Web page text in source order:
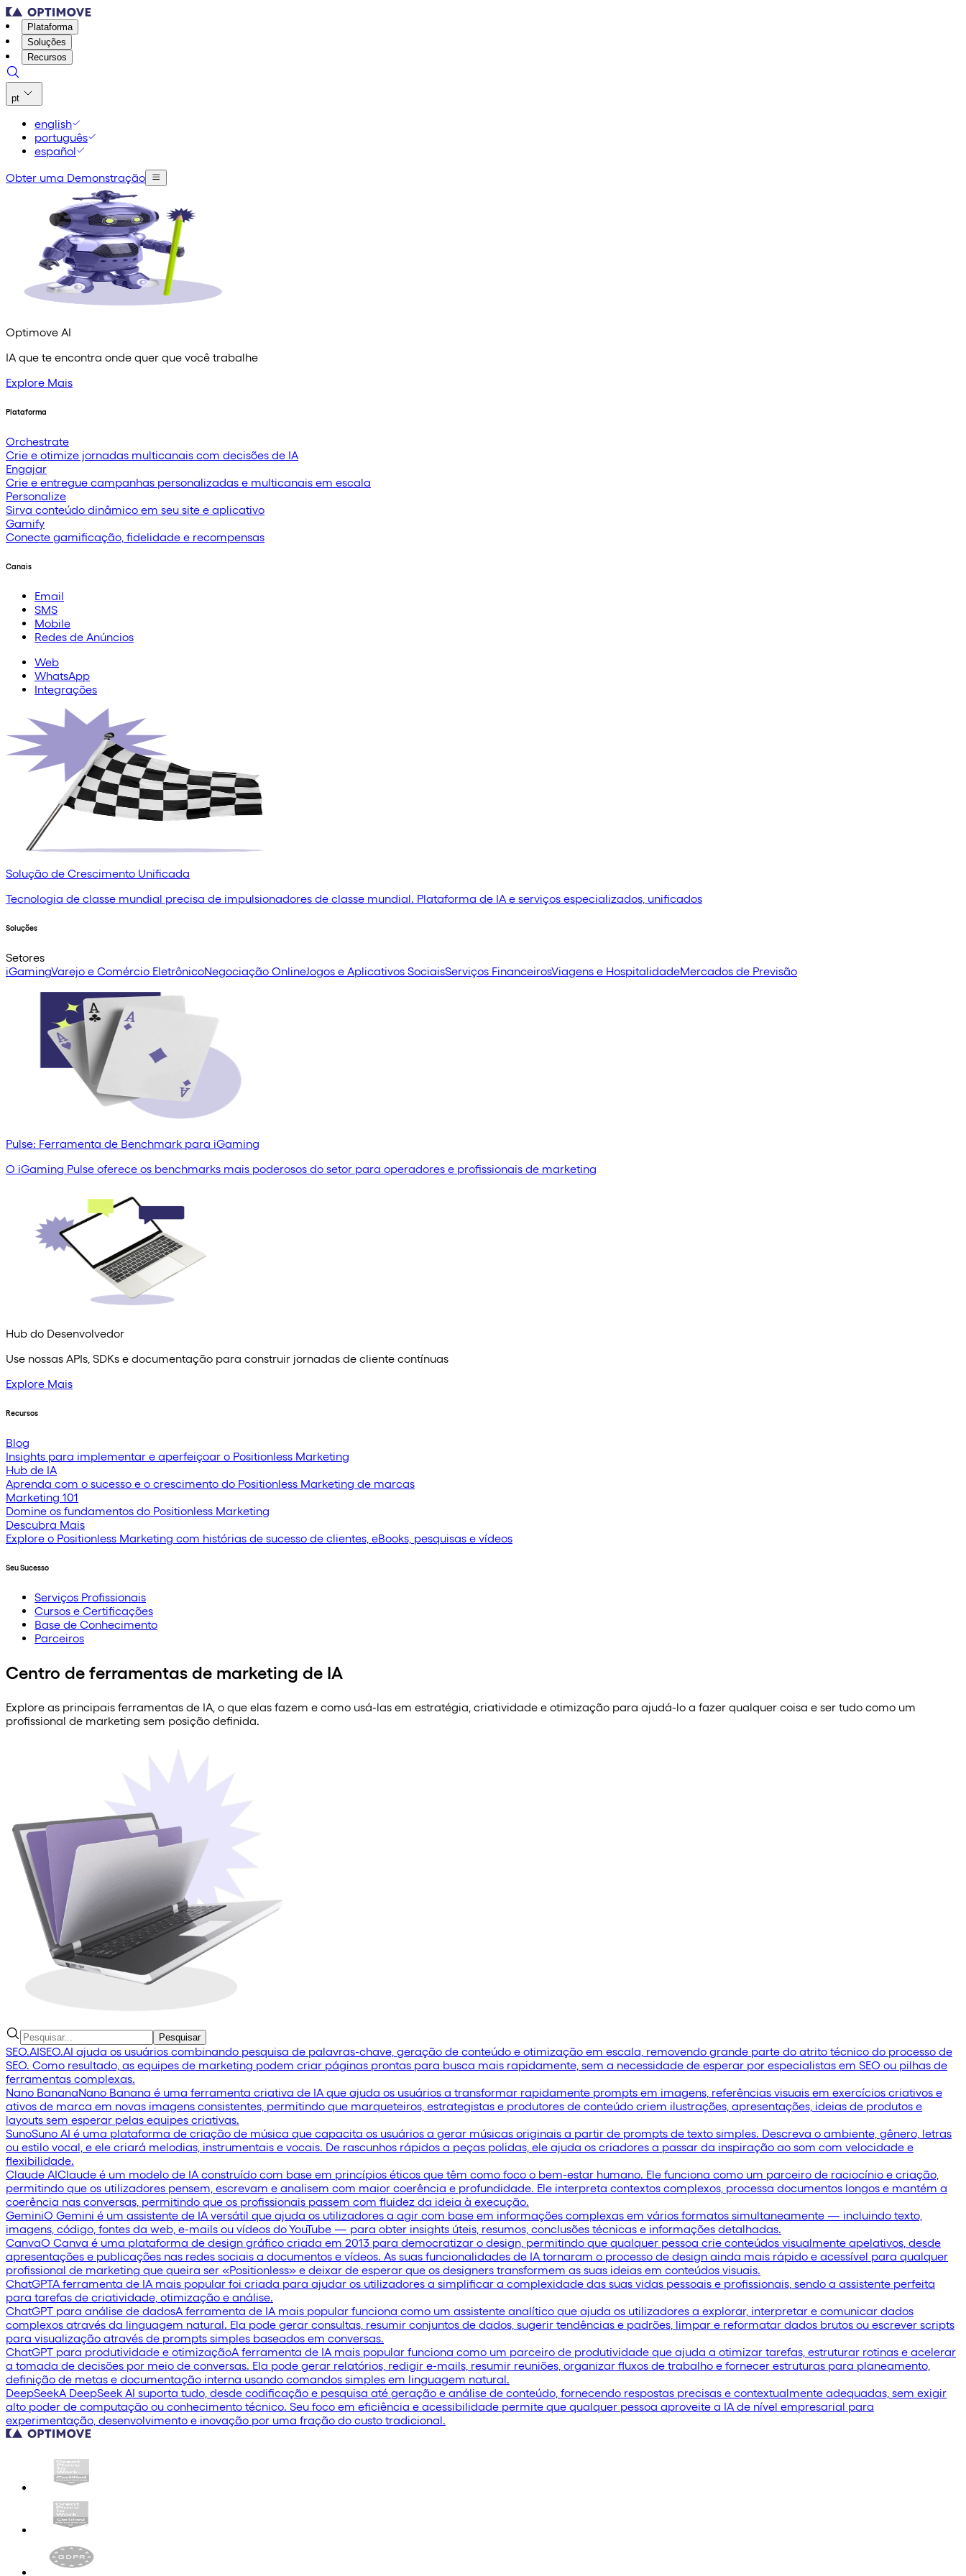
Plataforma
Soluções
Recursos
pt
english
português
español
Obter uma Demonstração
Optimove AI
IA que te encontra onde quer que você trabalhe
Explore Mais
Plataforma
Orchestrate
Crie e otimize jornadas multicanais com decisões de IA
Engajar
Crie e entregue campanhas personalizadas e multicanais em escala
Personalize
Sirva conteúdo dinâmico em seu site e aplicativo
Gamify
Conecte gamificação, fidelidade e recompensas
Canais
Email
SMS
Mobile
Redes de Anúncios
Web
WhatsApp
Integrações
Solução de Crescimento Unificada
Tecnologia de classe mundial precisa de impulsionadores de classe mundial. Plataforma de IA e serviços especializados, unificados
Soluções
Setores
iGamingVarejo e Comércio EletrônicoNegociação OnlineJogos e Aplicativos SociaisServiços FinanceirosViagens e HospitalidadeMercados de Previsão
Pulse: Ferramenta de Benchmark para iGaming
O iGaming Pulse oferece os benchmarks mais poderosos do setor para operadores e profissionais de marketing
Hub do Desenvolvedor
Use nossas APIs, SDKs e documentação para construir jornadas de cliente contínuas
Explore Mais
Recursos
Blog
Insights para implementar e aperfeiçoar o Positionless Marketing
Hub de IA
Aprenda com o sucesso e o crescimento do Positionless Marketing de marcas
Marketing 101
Domine os fundamentos do Positionless Marketing
Descubra Mais
Explore o Positionless Marketing com histórias de sucesso de clientes, eBooks, pesquisas e vídeos
Seu Sucesso
Serviços Profissionais
Cursos e Certificações
Base de Conhecimento
Parceiros
Centro de ferramentas de marketing de IA
Explore as principais ferramentas de IA, o que elas fazem e como usá-las em estratégia, criatividade e otimização para ajudá-lo a fazer qualquer coisa e ser tudo como um
profissional de marketing sem posição definida.
Pesquisar
SEO.AISEO.AI ajuda os usuários combinando pesquisa de palavras-chave, geração de conteúdo e otimização em escala, removendo grande parte do atrito técnico do processo de
SEO. Como resultado, as equipes de marketing podem criar páginas prontas para busca mais rapidamente, sem a necessidade de esperar por especialistas em SEO ou pilhas de
ferramentas complexas.
Nano BananaNano Banana é uma ferramenta criativa de IA que ajuda os usuários a transformar rapidamente prompts em imagens, referências visuais em exercícios criativos e
ativos de marca em novas imagens consistentes, permitindo que marqueteiros, estrategistas e produtores de conteúdo criem ilustrações, apresentações, ideias de produtos e
layouts sem esperar pelas equipes criativas.
SunoSuno AI é uma plataforma de criação de música que capacita os usuários a gerar músicas originais a partir de prompts de texto simples. Descreva o ambiente, gênero, letras
ou estilo vocal, e ele criará melodias, instrumentais e vocais. De rascunhos rápidos a peças polidas, ele ajuda os criadores a passar da inspiração ao som com velocidade e
flexibilidade.
Claude AIClaude é um modelo de IA construído com base em princípios éticos que têm como foco o bem-estar humano. Ele funciona como um parceiro de raciocínio e criação,
permitindo que os utilizadores pensem, escrevam e analisem com maior coerência e profundidade. Ele interpreta contextos complexos, processa documentos longos e mantém a
coerência nas conversas, permitindo que os profissionais passem com fluidez da ideia à execução.
GeminiO Gemini é um assistente de IA versátil que ajuda os utilizadores a agir com base em informações complexas em vários formatos simultaneamente — incluindo texto,
imagens, código, fontes da web, e-mails ou vídeos do YouTube — para obter insights úteis, resumos, conclusões técnicas e informações detalhadas.
CanvaO Canva é uma plataforma de design gráfico criada em 2013 para democratizar o design, permitindo que qualquer pessoa crie conteúdos visualmente apelativos, desde
apresentações e publicações nas redes sociais a documentos e vídeos. As suas funcionalidades de IA tornaram o processo de design ainda mais rápido e acessível para qualquer
profissional de marketing que queira ser «Positionless» e deixar de esperar que os designers transformem as suas ideias em conteúdos visuais.
ChatGPTA ferramenta de IA mais popular foi criada para ajudar os utilizadores a simplificar a complexidade das suas vidas pessoais e profissionais, sendo a assistente perfeita
para tarefas de criatividade, otimização e análise.
ChatGPT para análise de dadosA ferramenta de IA mais popular funciona como um assistente analítico que ajuda os utilizadores a explorar, interpretar e comunicar dados
complexos através da linguagem natural. Ela pode gerar consultas, resumir conjuntos de dados, sugerir tendências e padrões, limpar e reformatar dados brutos ou escrever scripts
para visualização através de prompts simples baseados em conversas.
ChatGPT para produtividade e otimizaçãoA ferramenta de IA mais popular funciona como um parceiro de produtividade que ajuda a otimizar tarefas, estruturar rotinas e acelerar
a tomada de decisões por meio de conversas. Ela pode gerar relatórios, redigir e-mails, resumir reuniões, organizar fluxos de trabalho e fornecer estruturas para planeamento,
definição de metas e documentação interna usando comandos simples em linguagem natural.
DeepSeekA DeepSeek AI suporta tudo, desde codificação e pesquisa até geração e análise de conteúdo, fornecendo respostas precisas e contextualmente adequadas, sem exigir
alto poder de computação ou conhecimento técnico. Seu foco em eficiência e acessibilidade permite que qualquer pessoa aproveite a IA de nível empresarial para
experimentação, desenvolvimento e inovação por uma fração do custo tradicional.